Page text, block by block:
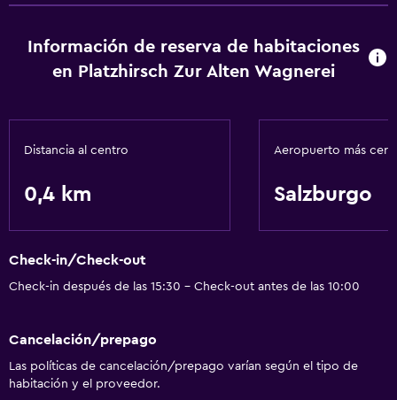
Información de reserva de habitaciones
en Platzhirsch Zur Alten Wagnerei
Distancia al centro
0,4 km
Aeropuerto más
Salzburgo
Check-in/Check-out
Check-in después de las 15:30 - Check-out antes de las 10:00
Cancelación/prepago
Las políticas de cancelación/prepago varían según el tipo de
habitación y el proveedor.